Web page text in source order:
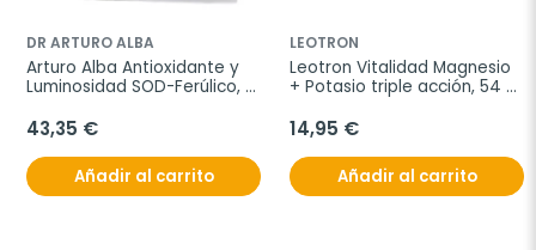
DR ARTURO ALBA
Arturo Alba Antioxidante y
Luminosidad SOD-Ferúlico,
43,35 €
Añadir al carrito
LEOTRON
Leotron Vitalidad Magnesio
+ Potasio triple acción, 54
14,95 €
Añadir al carrito